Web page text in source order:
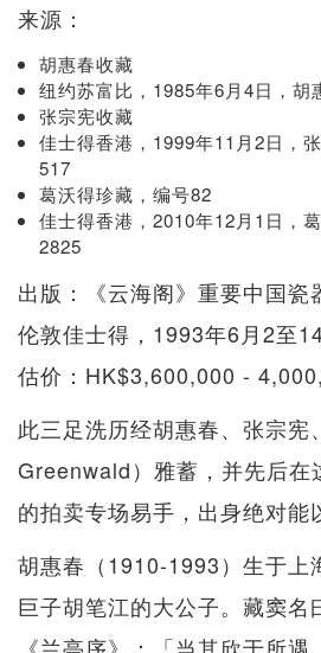
来源：
胡惠春收藏
纽约苏富比，1985年6月4日，胡
张宗宪收藏
佳士得香港，1999年11月2日，
517
葛沃得珍藏，编号82
佳士得香港，2010年12月1日，
2825
出版：《云海阁》重要中国瓷
伦敦佳士得，1993年6月2至
估价：HK$3,600,000 -
此三足洗历经胡惠春、张宗宪
Greenwald）雅蓄，并先后在
的拍卖专场易手，出身绝对能
胡惠春（1910-1993）生于上
巨子胡笔江的大公子。藏窦名
《兰亭序》：「当其欣于所